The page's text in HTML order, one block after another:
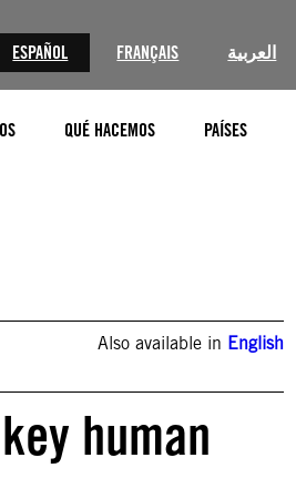
ESPAÑOL FRANÇAIS العربية
QUÉ HACEMOS PAÍSES
Also available in English
human